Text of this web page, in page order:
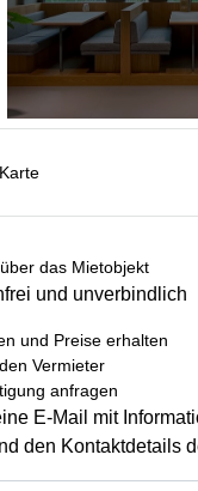
Karte
das Mietobjekt
und unverbindlich
und Preise erhalten
Vermieter
anfragen
E-Mail mit
den Kontaktdetails